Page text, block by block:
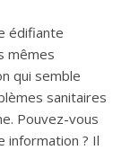
édifiante
mêmes
qui semble
sanitaires
Pouvez-vous
information ? Il